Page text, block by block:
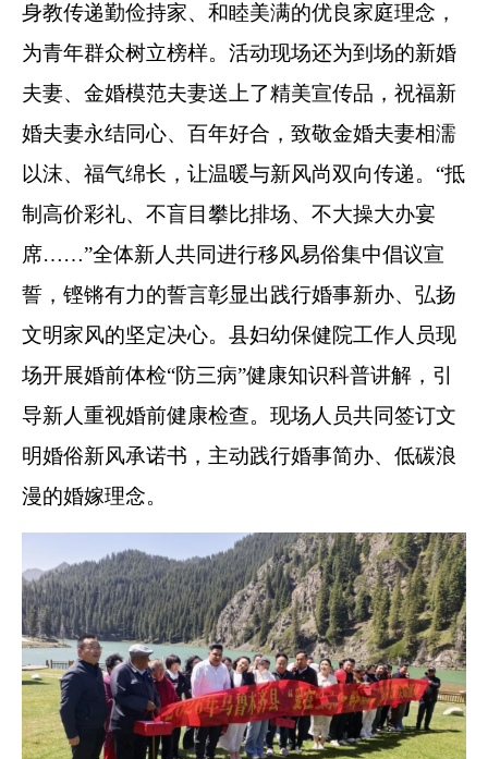
身教传递勤俭持家、和睦美满的优良家庭理念，
为青年群众树立榜样。 活动现场还为到场的新婚
夫妻、金婚模范夫妻送上了精美宣传品，祝福新
婚夫妻永结同心、百年好合，致敬金婚夫妻相濡
以沫、福气绵长，让温暖与新风尚双向传递。 “抵
制高价彩礼、不盲目攀比排场、不大操大办宴
席……”全体新人共同进行移风易俗集中倡议宣
誓，铿锵有力的誓言彰显出践行婚事新办、弘扬
文明家风的坚定决心。县妇幼保健院工作人员现
场开展婚前体检“防三病”健康知识科普讲解，引
导新人重视婚前健康检查。现场人员共同签订文
明婚俗新风承诺书，主动践行婚事简办、低碳浪
漫的婚嫁理念。